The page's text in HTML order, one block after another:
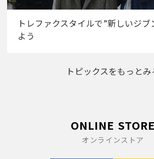
トレファクスタイルで”新しいジブ
よう
トピックスをもっとみ
ONLINE STORE
オンラインストア